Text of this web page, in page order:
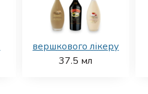
вершкового лікеру
37.5 мл